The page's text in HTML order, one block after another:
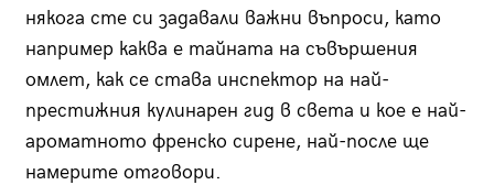
някога сте си задавали важни въпроси, като
например каква е тайната на съвършения
омлет, как се става инспектор на най-
престижния кулинарен гид в света и кое е най-
ароматното френско сирене, най-после ще
намерите отговори.